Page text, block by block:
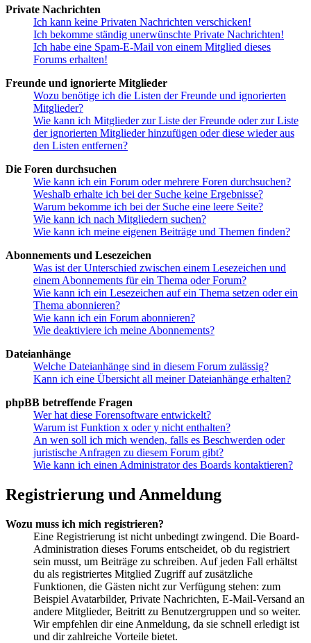
Private Nachrichten
Ich kann keine Privaten Nachrichten verschicken!
Ich bekomme ständig unerwünschte Private Nachrichten!
Ich habe eine Spam-E-Mail von einem Mitglied dieses
Forums erhalten!
Freunde und ignorierte Mitglieder
Wozu benötige ich die Listen der Freunde und ignorierten
Mitglieder?
Wie kann ich Mitglieder zur Liste der Freunde oder zur Liste
der ignorierten Mitglieder hinzufügen oder diese wieder aus
den Listen entfernen?
Die Foren durchsuchen
Wie kann ich ein Forum oder mehrere Foren durchsuchen?
Weshalb erhalte ich bei der Suche keine Ergebnisse?
Warum bekomme ich bei der Suche eine leere Seite?
Wie kann ich nach Mitgliedern suchen?
Wie kann ich meine eigenen Beiträge und Themen finden?
Abonnements und Lesezeichen
Was ist der Unterschied zwischen einem Lesezeichen und
einem Abonnements für ein Thema oder Forum?
Wie kann ich ein Lesezeichen auf ein Thema setzen oder ein
Thema abonnieren?
Wie kann ich ein Forum abonnieren?
Wie deaktiviere ich meine Abonnements?
Dateianhänge
Welche Dateianhänge sind in diesem Forum zulässig?
Kann ich eine Übersicht all meiner Dateianhänge erhalten?
phpBB betreffende Fragen
Wer hat diese Forensoftware entwickelt?
Warum ist Funktion x oder y nicht enthalten?
An wen soll ich mich wenden, falls es Beschwerden oder
juristische Anfragen zu diesem Forum gibt?
Wie kann ich einen Administrator des Boards kontaktieren?
Registrierung und Anmeldung
Wozu muss ich mich registrieren?
Eine Registrierung ist nicht unbedingt zwingend. Die Board-
Administration dieses Forums entscheidet, ob du registriert
sein musst, um Beiträge zu schreiben. Auf jeden Fall erhältst
du als registriertes Mitglied Zugriff auf zusätzliche
Funktionen, die Gästen nicht zur Verfügung stehen: zum
Beispiel Avatarbilder, Private Nachrichten, E-Mail-Versand an
andere Mitglieder, Beitritt zu Benutzergruppen und so weiter.
Wir empfehlen dir eine Anmeldung, da sie schnell erledigt ist
und dir zahlreiche Vorteile bietet.